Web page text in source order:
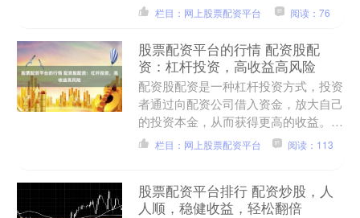
栏目：网上股票配资平台 阅读：76
股票配资平台的行情 配资股配
资：杠杆投资，高收益高风险
配资股配资是一种杠杆投资方式，投资
者通过向配资公司借入资金，放大自己
的投资本金，从而获得更高的收益。然
而，配资股配资也伴随着较高的风险。
栏目：网上股票配资平台 阅读：113
股票配资平台排行 配资炒股，人
人顺，稳健收益，轻松翻倍